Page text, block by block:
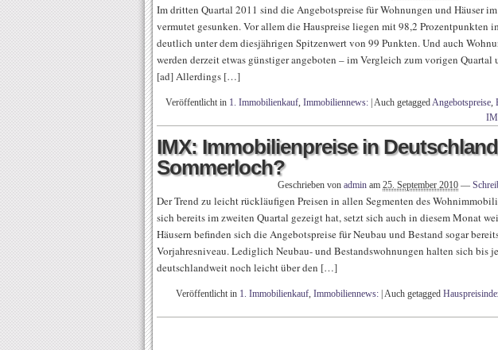
Im dritten Quartal 2011 sind die Angebotspreise für Wohnungen und Häuser
vermutet gesunken. Vor allem die Hauspreise liegen mit 98,2 Prozentpunkten
deutlich unter dem diesjährigen Spitzenwert von 99 Punkten. Und auch
werden derzeit etwas günstiger angeboten – im Vergleich zum vorigen Quartal
[ad] Allerdings […]
Veröffentlicht in 1. Immobilienkauf, Immobiliennews: Auch getaggedAngebotspreise,
IMX: Immobilienpreise in
Sommerloch?
Geschrieben von admin am 25. September 2010 —
Der Trend zu leicht rückläufigen Preisen in allen Segmenten des
sich bereits im zweiten Quartal gezeigt hat, setzt sich auch in diesem Monat
Häusern befinden sich die Angebotspreise für Neubau und Bestand sogar
Vorjahresniveau. Lediglich Neubau- und Bestandswohnungen halten sich bis
deutschlandweit noch leicht über den […]
Veröffentlicht in 1. Immobilienkauf, Immobiliennews: Auch getagged